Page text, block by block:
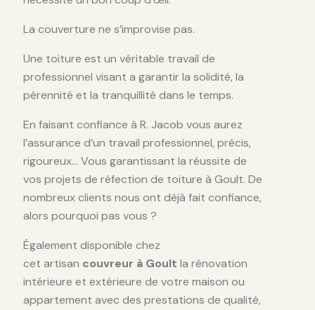
La couverture ne s’improvise pas.
Une toiture est un véritable travail de
professionnel visant a garantir la solidité, la
pérennité et la tranquillité dans le temps.
En faisant confiance à R. Jacob vous aurez
l’assurance d’un travail professionnel, précis,
rigoureux… Vous garantissant la réussite de
vos projets de réfection de toiture à Goult. De
nombreux clients nous ont déjà fait confiance,
alors pourquoi pas vous ?
Également disponible chez
cet artisan couvreur à Goult la rénovation
intérieure et extérieure de votre maison ou
appartement avec des prestations de qualité,